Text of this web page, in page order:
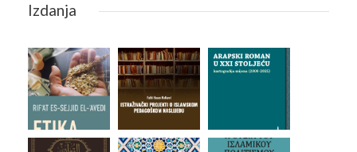
Izdanja